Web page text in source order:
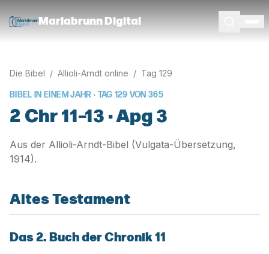
Mariabrunn Digital
Die Bibel / Allioli-Arndt online / Tag 129
BIBEL IN EINEM JAHR · TAG129 VON 365
2 Chr 11–13 · Apg 3
Aus der Allioli-Arndt-Bibel (Vulgata-Übersetzung,
1914).
Altes Testament
Das 2. Buch der Chronik 11